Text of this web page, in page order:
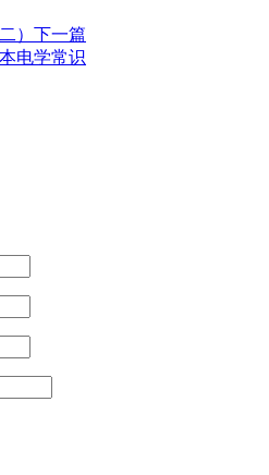
） 下一篇
电学常识